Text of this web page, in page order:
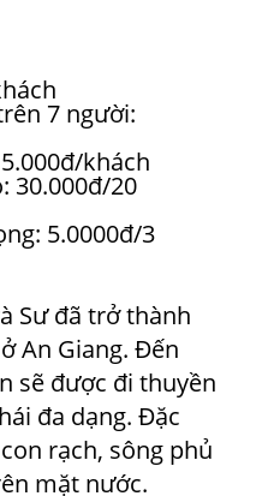
7 người:
khách
30.000đ/20
5.0000đ/3
Sư đã trở thành
An Giang. Đến
sẽ được đi thuyền
đa dạng. Đặc
rạch, sông phủ
mặt nước.